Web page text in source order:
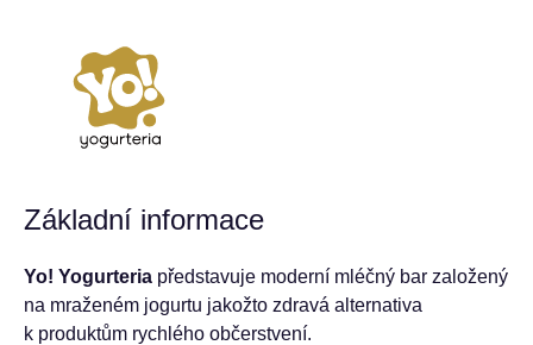
Základní informace
Yo! Yogurteria představuje moderní mléčný bar založený
na mraženém jogurtu jakožto zdravá alternativa
k produktům rychlého občerstvení.